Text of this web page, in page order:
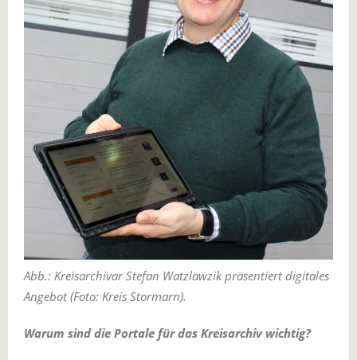
Abb.: Kreisarchivar Stefan Watzlawzik präsentiert digitales
Angebot (Foto: Kreis Stormarn).
Warum sind die Portale für das Kreisarchiv wichtig?